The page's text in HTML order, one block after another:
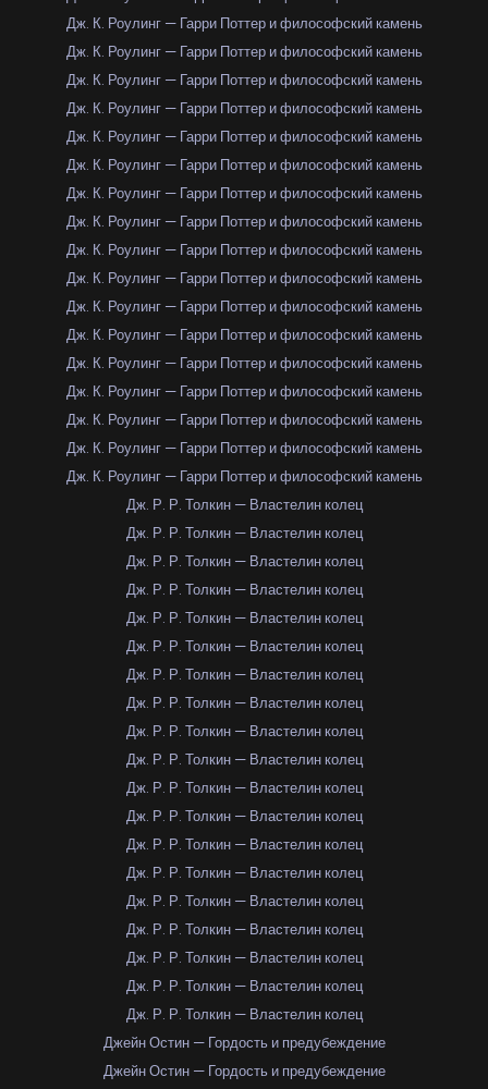
Дж. К. Роулинг — Гарри Поттер и философский камень
Дж. К. Роулинг — Гарри Поттер и философский камень
Дж. К. Роулинг — Гарри Поттер и философский камень
Дж. К. Роулинг — Гарри Поттер и философский камень
Дж. К. Роулинг — Гарри Поттер и философский камень
Дж. К. Роулинг — Гарри Поттер и философский камень
Дж. К. Роулинг — Гарри Поттер и философский камень
Дж. К. Роулинг — Гарри Поттер и философский камень
Дж. К. Роулинг — Гарри Поттер и философский камень
Дж. К. Роулинг — Гарри Поттер и философский камень
Дж. К. Роулинг — Гарри Поттер и философский камень
Дж. К. Роулинг — Гарри Поттер и философский камень
Дж. К. Роулинг — Гарри Поттер и философский камень
Дж. К. Роулинг — Гарри Поттер и философский камень
Дж. К. Роулинг — Гарри Поттер и философский камень
Дж. К. Роулинг — Гарри Поттер и философский камень
Дж. К. Роулинг — Гарри Поттер и философский камень
Дж. Р. Р. Толкин — Властелин колец
Дж. Р. Р. Толкин — Властелин колец
Дж. Р. Р. Толкин — Властелин колец
Дж. Р. Р. Толкин — Властелин колец
Дж. Р. Р. Толкин — Властелин колец
Дж. Р. Р. Толкин — Властелин колец
Дж. Р. Р. Толкин — Властелин колец
Дж. Р. Р. Толкин — Властелин колец
Дж. Р. Р. Толкин — Властелин колец
Дж. Р. Р. Толкин — Властелин колец
Дж. Р. Р. Толкин — Властелин колец
Дж. Р. Р. Толкин — Властелин колец
Дж. Р. Р. Толкин — Властелин колец
Дж. Р. Р. Толкин — Властелин колец
Дж. Р. Р. Толкин — Властелин колец
Дж. Р. Р. Толкин — Властелин колец
Дж. Р. Р. Толкин — Властелин колец
Дж. Р. Р. Толкин — Властелин колец
Дж. Р. Р. Толкин — Властелин колец
Джейн Остин — Гордость и предубеждение
Джейн Остин — Гордость и предубеждение